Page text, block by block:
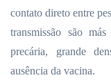
contato direto entre
transmissão são
precária, grande
ausência da vacina.